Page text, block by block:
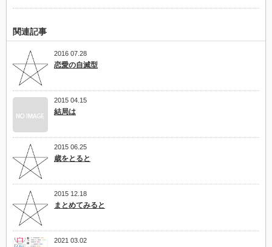
関連記事
2016 07.28
恋愛の自滅型
2015 04.15
結局は
2015 06.25
歳をとると
2015 12.18
まとめてみると
2021 03.02